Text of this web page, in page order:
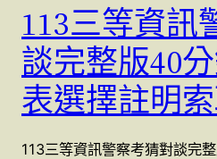
113三等資訊
談完整版40
表選擇註明
113三等資訊警察考猜對談完